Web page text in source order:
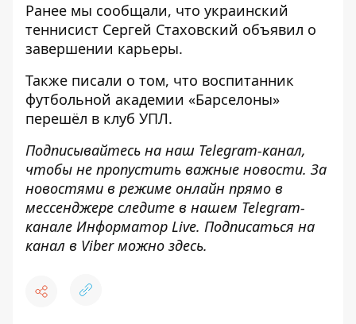
Ранее мы сообщали, что украинский
теннисист Сергей Стаховский объявил о
завершении карьеры.
Также писали о том, что воспитанник
футбольной академии «Барселоны»
перешёл в клуб УПЛ.
Подписывайтесь на наш Telegram-канал,
чтобы не пропустить важные новости. За
новостями в режиме онлайн прямо в
мессенджере следите в нашем Telegram-
канале Информатор Live. Подписаться на
канал в Viber можно здесь.